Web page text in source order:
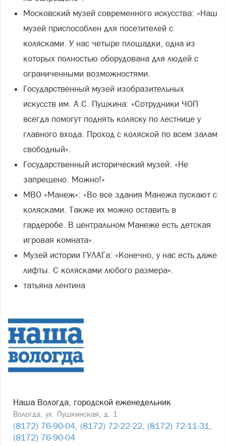
Московский музей современного искусства: «Наш
музей приспособлен для посетителей с
колясками. У нас четыре площадки, одна из
которых полностью оборудована для людей с
ограниченными возможностями.
Государственный музей изобразительных
искусств им. А.С. Пушкина: «Сотрудники ЧОП
всегда помогут поднять коляску по лестнице у
главного входа. Проход с коляской по всем залам
свободный».
Государственный исторический музей: «Не
запрещено. Можно!»
МВО «Манеж»: «Во все здания Манежа пускают с
колясками. Также их можно оставить в
гардеробе. В центральном Манеже есть детская
игровая комната».
Музей истории ГУЛАГа: «Конечно, у нас есть даже
лифты. С колясками любого размера».
татьяна лентина
Наша Вологда, городской еженедельник
Вологда, ул. Пушкинская, д. 1
(8172) 76-90-04, (8172) 72-22-22, (8172) 72-11-31,
(8172) 76-90-04